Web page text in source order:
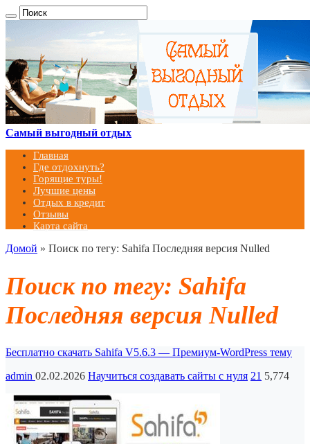
Самый выгодный отдых
Главная
Где отдохнуть?
Горящие туры!
Лучшие цены
Отдых в кредит
Отзывы
Карта сайта
Домой » Поиск по тегу: Sahifa Последняя версия Nulled
Поиск по тегу: Sahifa
Последняя версия Nulled
Бесплатно скачать Sahifa V5.6.3 — Премиум-WordPress тему
admin 02.02.2026 Научиться создавать сайты с нуля 21 5,774